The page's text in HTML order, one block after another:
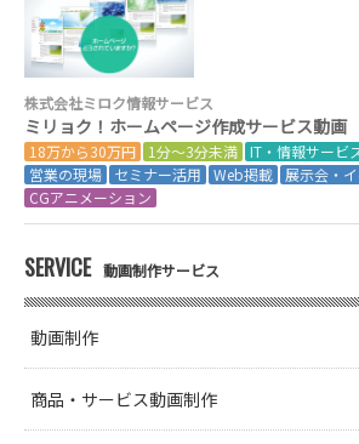
株式会社ミロク情報サービス
ミリョク！ホームページ作成サービス動画
18万から30万円 1分～3分未満 IT・情報サービ
営業の現場
セミナー活用 Web掲載 展示会・
CGアニメーション
SERVICE 動画制作サービス
動画制作
商品・サービス動画制作